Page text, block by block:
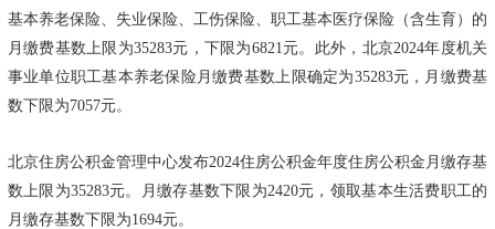
基本养老保险、失业保险、工伤保险、职工基本医疗保险（含生育）的
月缴费基数上限为35283元，下限为6821元。此外，北京2024年度机关
事业单位职工基本养老保险月缴费基数上限确定为35283元，月缴费基
数下限为7057元。
北京住房公积金管理中心发布2024住房公积金年度住房公积金月缴存基
数上限为35283元。月缴存基数下限为2420元，领取基本生活费职工的
月缴存基数下限为1694元。